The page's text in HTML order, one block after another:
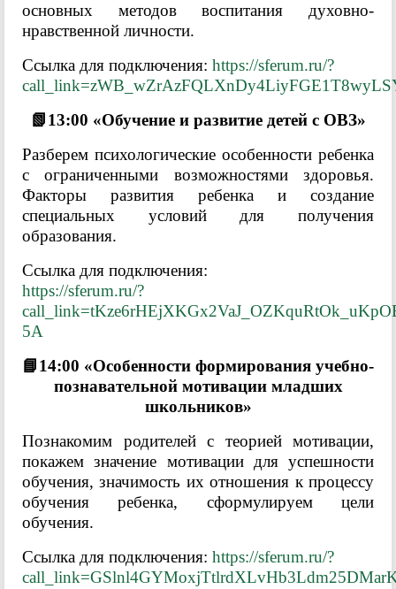
основных методов воспитания духовно-
нравственной личности.
Ссылка для подключения: https://sferum.ru/?
📗13:00 «Обучение и развитие детей с ОВЗ»
Разберем психологические особенности ребенка
с ограниченными возможностями здоровья.
Факторы развития ребенка и создание
специальных условий для получения
образования.
Ссылка для подключения:
https://sferum.ru/?
5A
📘14:00 «Особенности формирования учебно-
познавательной мотивации младших
школьников»
Познакомим родителей с теорией мотивации,
покажем значение мотивации для успешности
обучения, значимость их отношения к процессу
обучения ребенка, сформулируем цели
обучения.
Ссылка для подключения: https://sferum.ru/?